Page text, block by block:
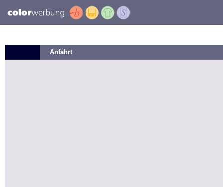
Anfahrt